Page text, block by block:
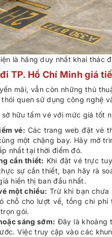
là hãng duy nhất khai thác
TP. Hồ Chí Minh giá
mãi, vẫn còn những thủ
quen sử dụng công nghệ
hữu tấm vé với mức giá tốt
vé: Các trang web đặt vé
một chặng bay. Hãy mở
nhất tại thời điểm đó.
cần thiết: Khi đặt vé trực
sự cần thiết, bạn hãy rà
hiển thị ban đầu nhất.
một chiều: Trừ khi bạn
chỗ cho lượt về, tổng chi
gói.
sáng sớm: Đây là khoảng
Việc truy cập vào các